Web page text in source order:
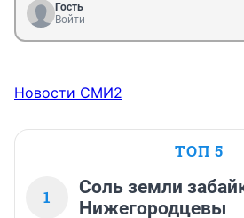
Гость
Войти
Новости СМИ2
ТОП 5
1
Соль земли
Нижегородцевы